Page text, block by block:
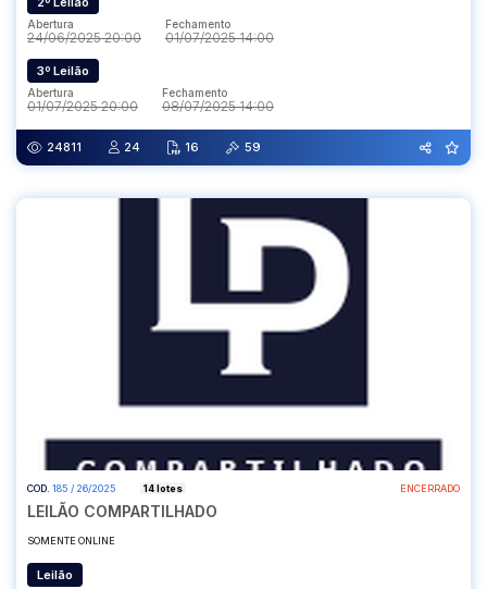
Abertura
24/06/2025 20:00
Fechamento
01/07/2025 14:00
3º Leilão
Abertura
01/07/2025 20:00
Fechamento
08/07/2025 14:00
24811 24 16 59
COD. 185 / 26/2025 14 lotes ENCERRADO
LEILÃO COMPARTILHADO
SOMENTE ONLINE
Leilão